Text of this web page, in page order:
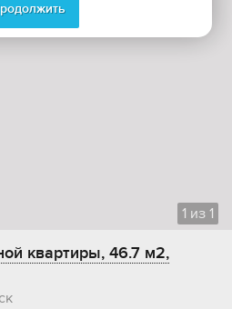
1 из 1
квартиры, 46.7 м2,